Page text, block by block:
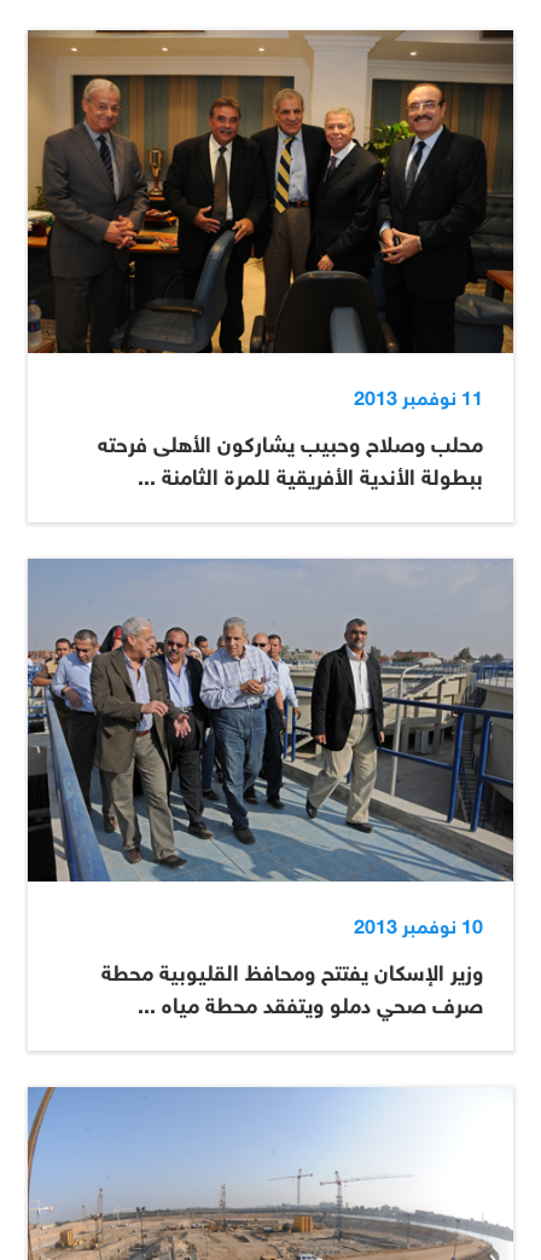
11 نوفمبر 2013
محلب وصلاح وحبيب يشاركون الأهلى فرحته
ببطولة الأندية الأفريقية للمرة الثامنة ...
10 نوفمبر 2013
وزير الإسكان يفتتح ومحافظ القليوبية محطة
صرف صحي دملو ويتفقد محطة مياه ...